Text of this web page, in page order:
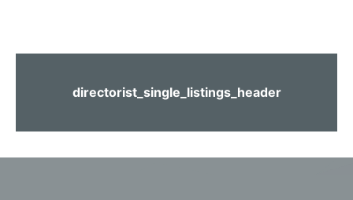
directorist_single_listings_header